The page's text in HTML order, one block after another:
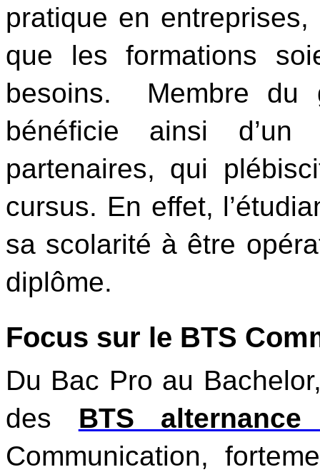
pratique en
que les formations
besoins.  Membre
bénéficie ainsi d’un
partenaires, qui
cursus. En effet,
sa scolarité à être
diplôme.
Focus sur le BTS
Du Bac Pro au
des BTS
Communication,